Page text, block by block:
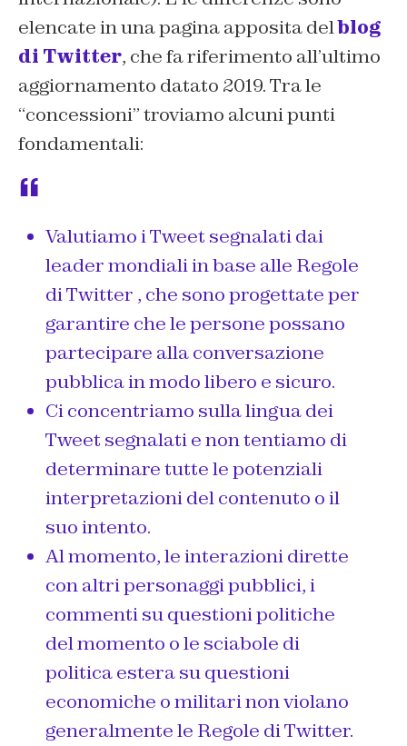
elencate in una pagina apposita delblog
di Twitter, che fa riferimento all’ultimo
aggiornamento datato 2019. Tra le
“concessioni” troviamo alcuni punti
fondamentali:
Valutiamo i Tweet segnalati dai
leader mondiali in base alle Regole
di Twitter , che sono progettate per
garantire che le persone possano
partecipare alla conversazione
pubblica in modo libero e sicuro.
Ci concentriamo sulla lingua dei
Tweet segnalati e non tentiamo di
determinare tutte le potenziali
interpretazioni del contenuto o il
suo intento.
Al momento, le interazioni dirette
con altri personaggi pubblici, i
commenti su questioni politiche
del momento o le sciabole di
politica estera su questioni
economiche o militari non violano
generalmente le Regole di Twitter.